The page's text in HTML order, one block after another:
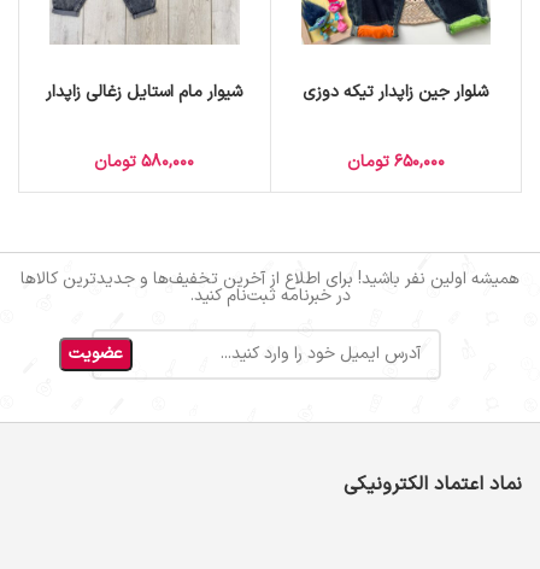
شلوار جین زاپدار تیکه دوزی
650,000 تومان
شیوار مام استایل زغالی زاپدار
580,000 تومان
همیشه اولین نفر باشید! برای اطلاع از آخرین تخفیف‌ها و جدیدترین کالاها
در خبرنامه ثبت‌نام کنید.
نماد اعتماد الکترونیکی